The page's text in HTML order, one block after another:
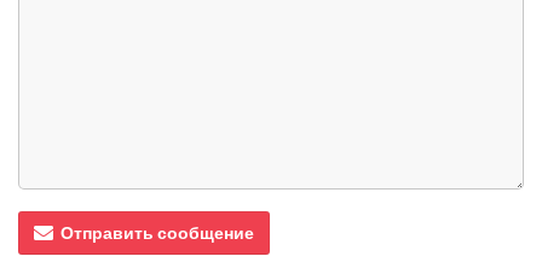
Отправить сообщение